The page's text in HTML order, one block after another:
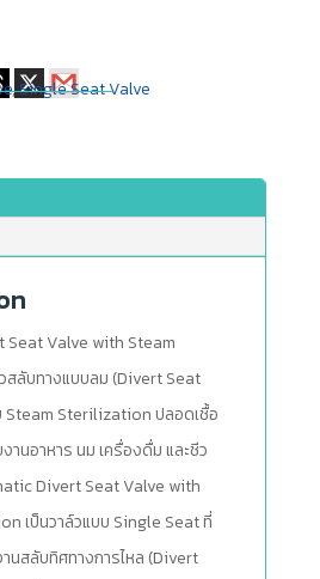
,Single Seat Valve
Valve with Steam
ลับทางแบบลม (Divert Seat
Steam Sterilization ปลอดเชื้อ
านอาหาร นม เครื่องดื่ม และชีว
Divert Seat Valve with
เป็นวาล์วแบบ Single Seat ที่
นสลับทิศทางการไหล (Divert